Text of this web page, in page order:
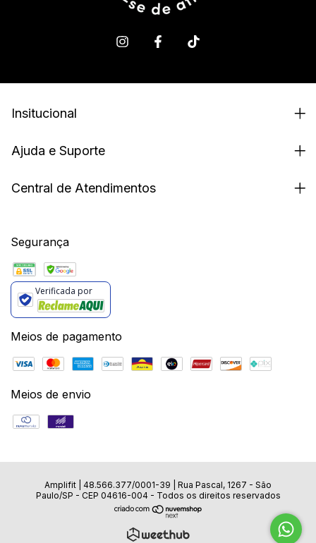
Insitucional
Ajuda e Suporte
Central de Atendimentos
Segurança
Verificada por
Meios de pagamento
Meios de envio
Amplifit | 48.566.377/0001-39
Rua Pascal, 1267 - São
Paulo/SP - CEP 04616-004 - Todos os direitos reservados